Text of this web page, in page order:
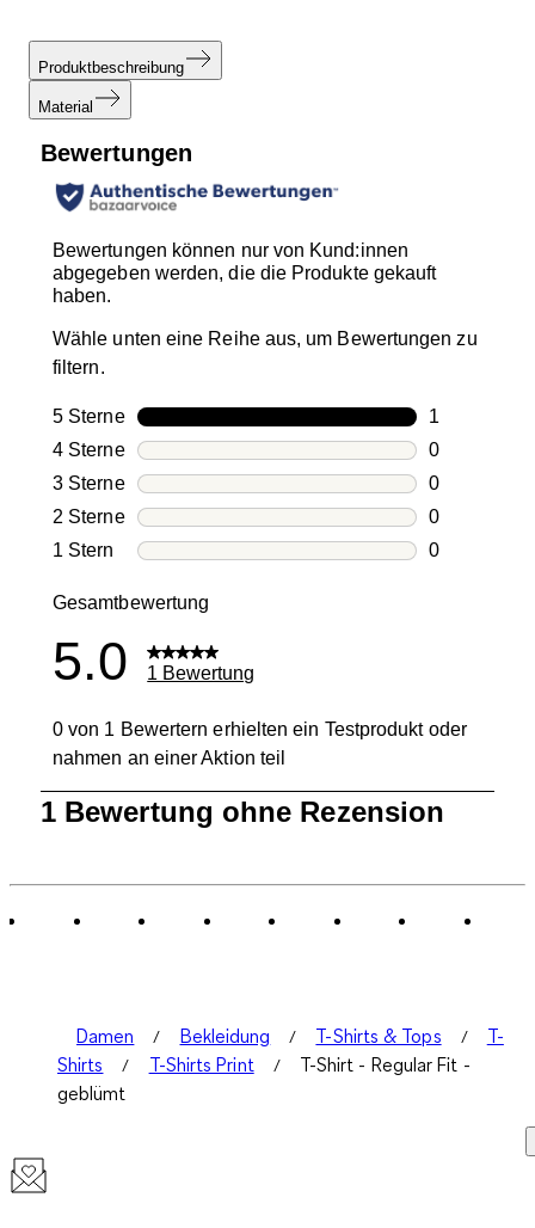
Produktbeschreibung
Material
Bewertungen
Bewertungen können nur von Kund:innen
abgegeben werden, die die Produkte gekauft
haben.
Wähle unten eine Reihe aus, um Bewertungen zu
filtern.
5 SterneSterne
1
1
4 SterneSterne
0
0
3 SterneSterne
0
0
2 SterneSterne
0
0
1 Stern Sterne
0
Gesamtbewertung
5.0 1 Bewertung
0 von 1 Bewertern erhielten ein Testprodukt oder
nahmen an einer Aktion teil
von
1 Bewertung ohne Rezension
Damen Bekleidung T-Shirts & Tops
T-
Shirts
T-Shirts Print
T-Shirt - Regular Fit -
geblümt